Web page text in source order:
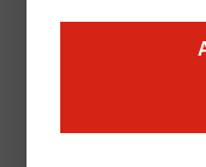
In der Aula der